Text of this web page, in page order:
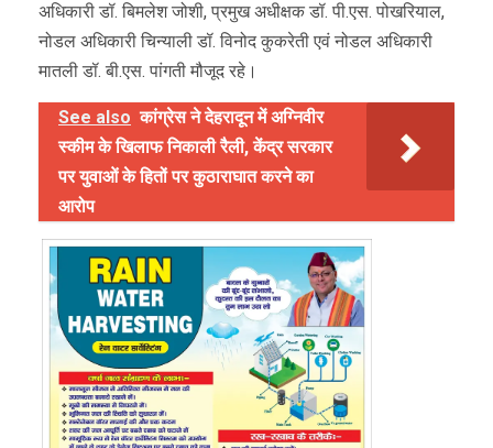
अधिकारी डॉ. बिमलेश जोशी, प्रमुख अधीक्षक डॉ. पी.एस. पोखरियाल,
नोडल अधिकारी चिन्याली डॉ. विनोद कुकरेती एवं नोडल अधिकारी
मातली डॉ. बी.एस. पांगती मौजूद रहे।
See also कांग्रेस ने देहरादून में अग्निवीर
स्कीम के खिलाफ निकाली रैली, केंद्र सरकार
पर युवाओं के हितों पर कुठाराघात करने का
आरोप